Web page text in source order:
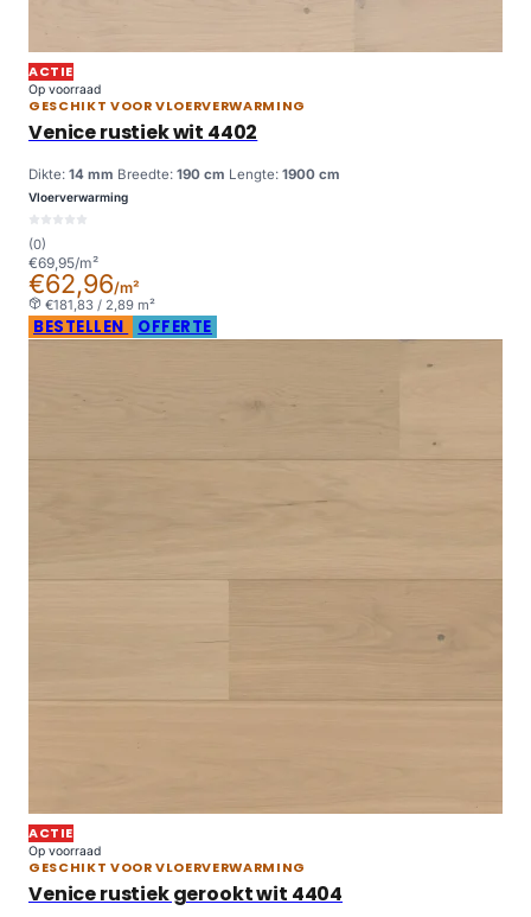
ACTIE
Op voorraad
GESCHIKT VOOR VLOERVERWARMING
Venice rustiek wit 4402
Dikte: 14 mm Breedte: 190 cm Lengte: 1900 cm
Vloerverwarming
(0)
€69,95/m²
€62,96/m²
€181,83 / 2,89 m²
BESTELLEN OFFERTE
ACTIE
Op voorraad
GESCHIKT VOOR VLOERVERWARMING
Venice rustiek gerookt wit 4404